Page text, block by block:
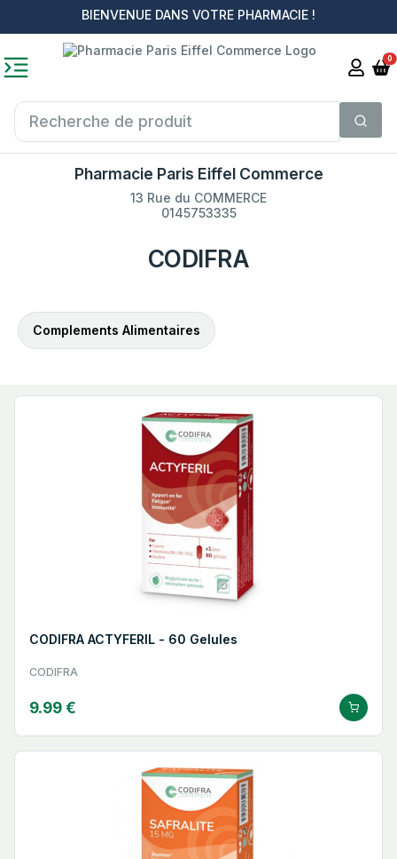
BIENVENUE DANS VOTRE PHARMACIE !
0
Pharmacie Paris Eiffel Commerce
13 Rue du COMMERCE
0145753335
CODIFRA
Complements Alimentaires
CODIFRA ACTYFERIL - 60 Gelules
CODIFRA
9.99 €